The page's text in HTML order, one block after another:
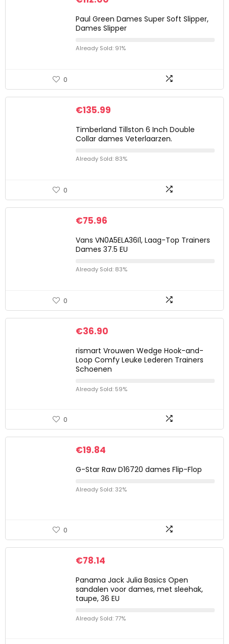
Paul Green Dames Super Soft Slipper,
Dames Slipper
Already Sold: 91%
0
€135.99
Timberland Tillston 6 Inch Double
Collar dames Veterlaarzen.
Already Sold: 83%
0
€75.96
Vans VN0A5ELA36I1, Laag-Top Trainers
Dames 37.5 EU
Already Sold: 83%
0
€36.90
rismart Vrouwen Wedge Hook-and-
Loop Comfy Leuke Lederen Trainers
Schoenen
Already Sold: 59%
0
€19.84
G-Star Raw D16720 dames Flip-Flop
Already Sold: 32%
0
€78.14
Panama Jack Julia Basics Open
sandalen voor dames, met sleehak,
taupe, 36 EU
Already Sold: 77%